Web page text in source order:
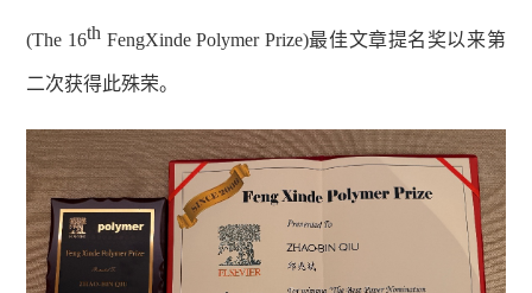
(The 16th FengXinde Polymer Prize)最佳文章提名奖以来第
二次获得此殊荣。